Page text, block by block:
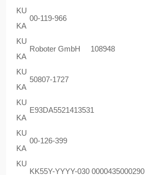
KU
KA
00-119-966
KU
KA
Roboter GmbH 108948
KU
KA
50807-1727
KU
KA
E93DA5521413531
KU
KA
00-126-399
KU
KK55Y-YYYY-030 0000435000290